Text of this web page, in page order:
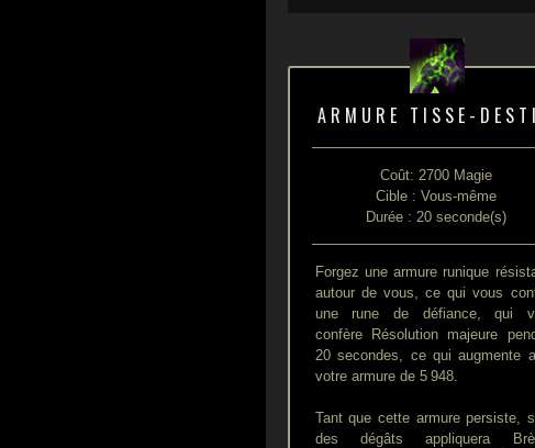
ARMURE TISSE-
Coût: 2700 Magie
Cible : Vous-même
Durée : 20 seconde(s)
Forgez une armure runique
autour de vous, ce qui vous
une rune de défiance, qui
confère Résolution majeure
20 secondes, ce qui augmente
votre armure de 5 948.
Tant que cette armure persiste,
des dégâts appliquera